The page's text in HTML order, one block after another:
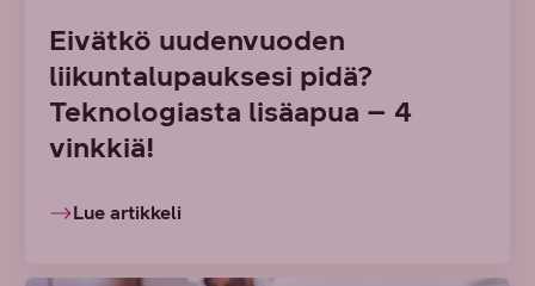
Eivätkö uudenvuoden
liikuntalupauksesi pidä?
Teknologiasta lisäapua – 4
vinkkiä!
Lue artikkeli